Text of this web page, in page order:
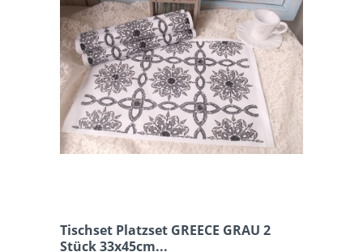
Tischset Platzset GREECE GRAU 2
Stück 33x45cm...